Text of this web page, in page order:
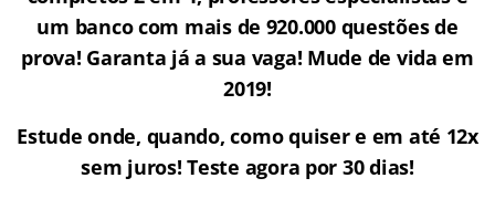
um banco com mais de 920.000 questões de
prova! Garanta já a sua vaga! Mude de vida em
2019!
Estude onde, quando, como quiser e em até 12x
sem juros! Teste agora por 30 dias!